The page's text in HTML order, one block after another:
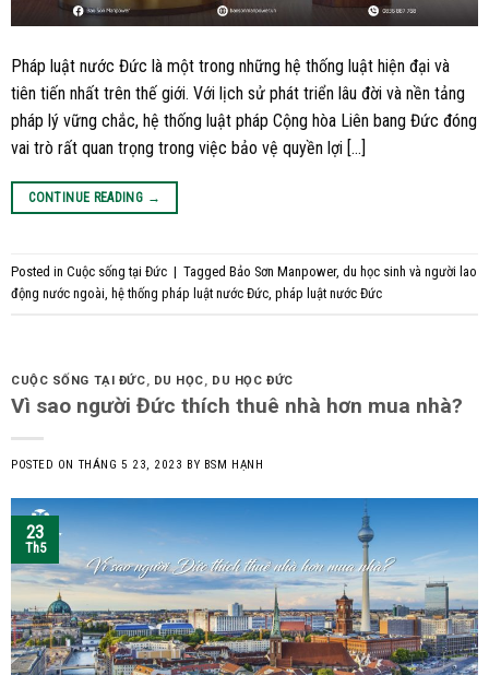
Pháp luật nước Đức là một trong những hệ thống luật hiện đại và
tiên tiến nhất trên thế giới. Với lịch sử phát triển lâu đời và nền tảng
pháp lý vững chắc, hệ thống luật pháp Cộng hòa Liên bang Đức đóng
vai trò rất quan trọng trong việc bảo vệ quyền lợi […]
CONTINUE READING →
Posted in Cuộc sống tại Đức | Tagged Bảo Sơn Manpower, du học sinh và người lao
động nước ngoài, hệ thống pháp luật nước Đức, pháp luật nước Đức
CUỘC SỐNG TẠI ĐỨC, DU HỌC, DU HỌC ĐỨC
Vì sao người Đức thích thuê nhà hơn mua nhà?
POSTED ON THÁNG 5 23, 2023 BY BSM HẠNH
23
Th5